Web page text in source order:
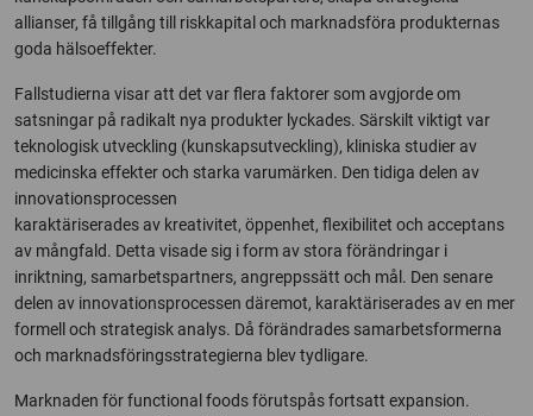
allianser, få tillgång till riskkapital och marknadsföra produkternas
goda hälsoeffekter.
Fallstudierna visar att det var flera faktorer som avgjorde om
satsningar på radikalt nya produkter lyckades. Särskilt viktigt var
teknologisk utveckling (kunskapsutveckling), kliniska studier av
medicinska effekter och starka varumärken. Den tidiga delen av
innovationsprocessen
karaktäriserades av kreativitet, öppenhet, flexibilitet och acceptans
av mångfald. Detta visade sig i form av stora förändringar i
inriktning, samarbetspartners, angreppssätt och mål. Den senare
delen av innovationsprocessen däremot, karaktäriserades av en mer
formell och strategisk analys. Då förändrades samarbetsformerna
och marknadsföringsstrategierna blev tydligare.
Marknaden för functional foods förutspås fortsatt expansion.